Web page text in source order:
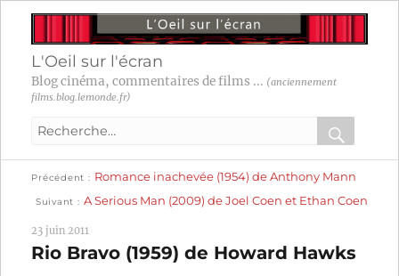
L'Oeil sur l'écran
Blog cinéma, commentaires de films ... (anciennement
films.blog.lemonde.fr)
Recherche
:
OK
Navigation
l’article
Précédent
précédente :
Romance inachevée (1954) de Anthony Mann
Suivant
suivante :
A Serious Man (2009) de Joel Coen et Ethan Coen
23 juin 2011
Rio Bravo (1959) de Howard Hawks